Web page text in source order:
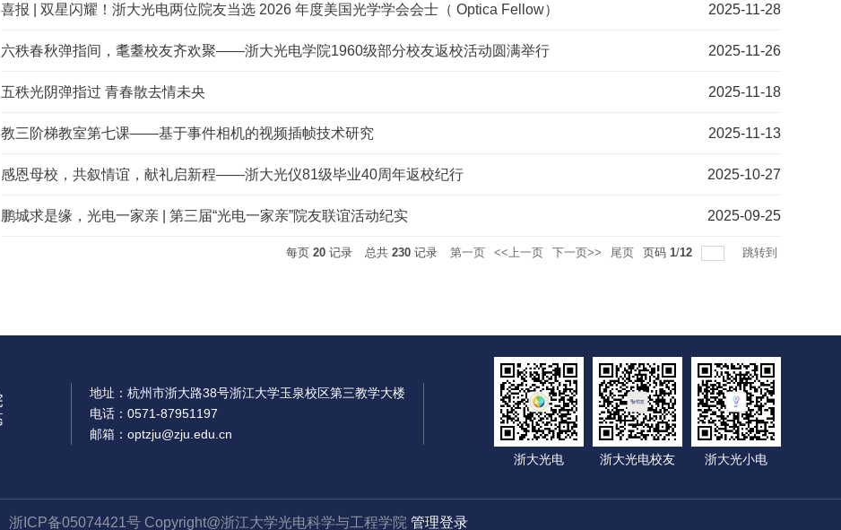
喜报 | 双星闪耀！浙大光电两位院友当选 2026 年度美国光学学会会士（ Optica Fellow） 2025-11-28
六秩春秋弹指间，耄耋校友齐欢聚——浙大光电学院1960级部分校友返校活动圆满举行 2025-11-26
五秩光阴弹指过 青春散去情未央 2025-11-18
教三阶梯教室第七课——基于事件相机的视频插帧技术研究 2025-11-13
感恩母校，共叙情谊，献礼启新程——浙大光仪81级毕业40周年返校纪行 2025-10-27
鹏城求是缘，光电一家亲 | 第三届“光电一家亲”院友联谊活动纪实 2025-09-25
每页 20记录 总共 230记录 第一页 <<上一页 下一页>> 尾页 页码 1/12 跳转到
地址：杭州市浙大路38号浙江大学玉泉校区第三教学大楼
电话：0571-87951197
邮箱：optzju@zju.edu.cn
浙大光电
浙大光电校友 浙大光小电
浙ICP备05074421号 Copyright@浙江大学光电科学与工程学院 管理登录